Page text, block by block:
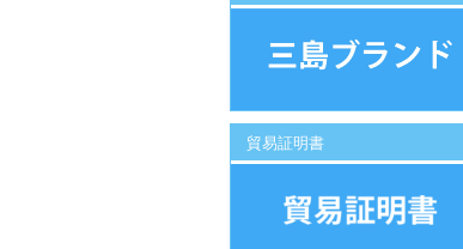
貿易証明書